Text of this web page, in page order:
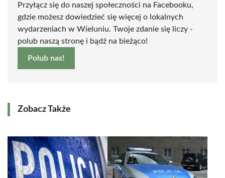
Przyłącz się do naszej społeczności na Facebooku,
gdzie możesz dowiedzieć się więcej o lokalnych
wydarzeniach w Wieluniu. Twoje zdanie się liczy -
polub naszą stronę i bądź na bieżąco!
Polub nas!
Zobacz Także